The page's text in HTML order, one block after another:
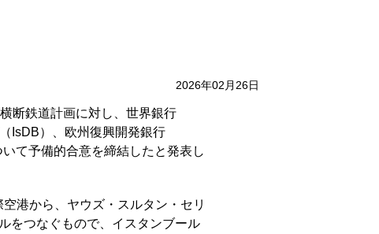
2026年02月26日
断鉄道計画に対し、世界銀行
IsDB）、欧州復興開発銀行
て予備的合意を締結したと発表し
港から、ヤウズ・スルタン・セリ
をつなぐもので、イスタンブール